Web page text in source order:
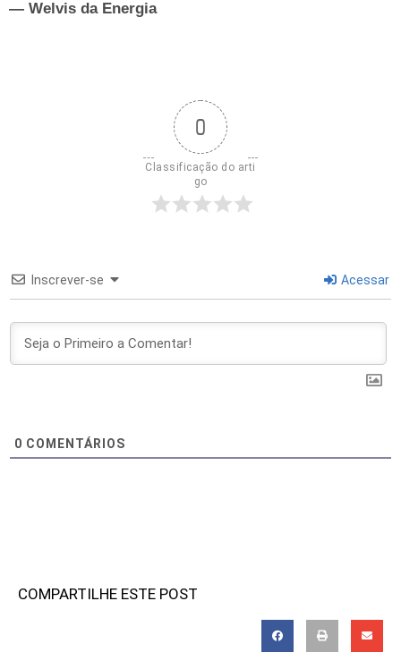
— Welvis da Energia
0
Classificação do arti
go
Inscrever-se Acessar
0 COMENTÁRIOS
COMPARTILHE ESTE POST